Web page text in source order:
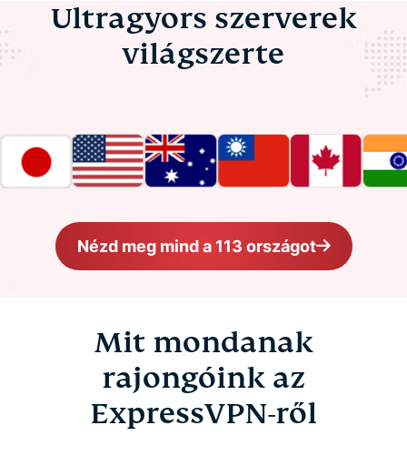
Ultragyors szerverek
világszerte
Nézd meg mind a 113 országot
Mit mondanak
rajongóink az
ExpressVPN-ről